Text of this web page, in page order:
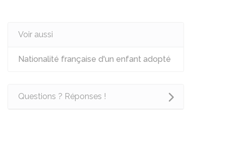
Voir aussi
Nationalité française d'un enfant adopté
Questions ? Réponses !